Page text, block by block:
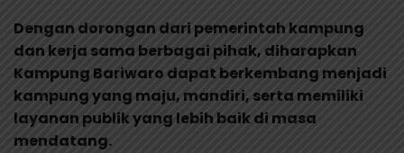
Dengan dorongan dari pemerintah kampung
dan kerja sama berbagai pihak, diharapkan
Kampung Bariwaro dapat berkembang menjadi
kampung yang maju, mandiri, serta memiliki
layanan publik yang lebih baik di masa
mendatang.